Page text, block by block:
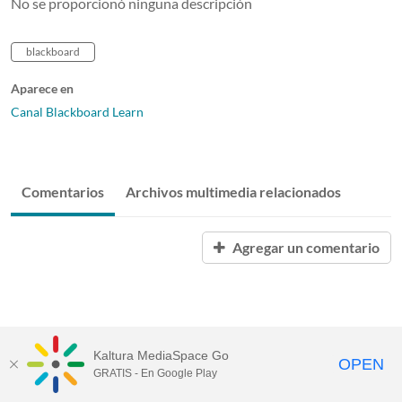
blackboard
Aparece en
Canal Blackboard Learn
Comentarios Archivos multimedia relacionados
Agregar un comentario
Kaltura MediaSpace Go
GRATIS - En Google Play OPEN